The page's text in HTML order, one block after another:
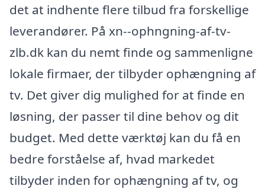
det at indhente flere tilbud fra forskellige
leverandører. På xn--ophngning-af-tv-
zlb.dk kan du nemt finde og sammenligne
lokale firmaer, der tilbyder ophængning af
tv. Det giver dig mulighed for at finde en
løsning, der passer til dine behov og dit
budget. Med dette værktøj kan du få en
bedre forståelse af, hvad markedet
tilbyder inden for ophængning af tv, og